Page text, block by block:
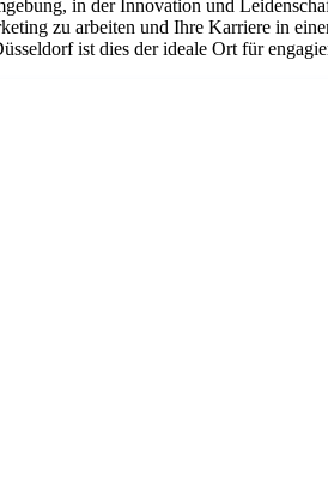
in der Innovation und
zu arbeiten und Ihre Karriere in
ist dies der ideale Ort für